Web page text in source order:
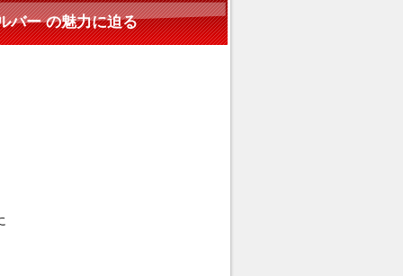
バー の魅力に迫る